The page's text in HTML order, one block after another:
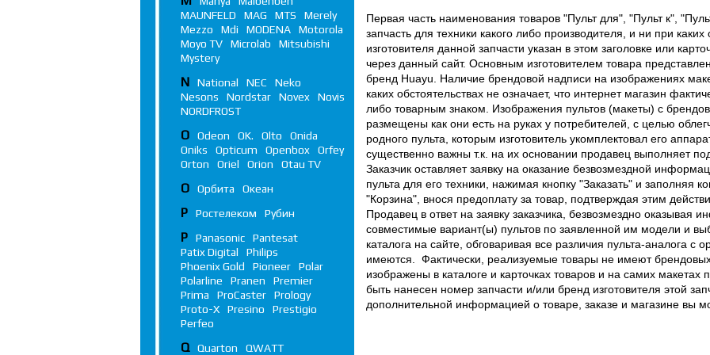
Первая часть наименования товаров "Пульт для", "Пульт к",
запчасть для техники какого либо производителя, и ни при
изготовителя данной запчасти указан в этом заголовке или
через данный сайт. Основным изготовителем товара
бренд Huayu. Наличие брендовой надписи на изображениях
каких обстоятельствах не означает, что интернет магазин
либо товарным знаком. Изображения пультов (макеты) с
размещены как они есть на руках у потребителей, с целью
родного пульта, которым изготовитель укомплектовал его
существенно важны т.к. на их основании продавец выполняет
Заказчик оставляет заявку на оказание безвозмездной
пульта для его техники, нажимая кнопку "Заказать" и заполняя
"Корзина", внося предоплату за товар, подтверждая этим
Продавец в ответ на заявку заказчика, безвозмездно оказывая
совместимые вариант(ы) пультов по заявленной им модели и
каталога на сайте, обговаривая все различия пульта-аналога с
имеются. Фактически, реализуемые товары не имеют
изображены в каталоге и карточках товаров и на самих
быть нанесен номер запчасти и/или бренд изготовителя этой
дополнительной информацией о товаре, заказе и магазине вы
MAUNFELD
MAG MTS
Merely
Mezzo
Mdi MODENA
Motorola
Moyo TV
Microlab
Mitsubishi
Mystery
N National NEC
Neko
Nesons
Nordstar Novex
Novis
NORDFROST
O Odeon OK. Olto
Onida
Oniks
Opticum Openbox
Orfey
Orton
Oriel Orion Otau TV
О Орбита Океан
Р Ростелеком Рубин
P Panasonic
Pantesat
Patix Digital
Philips
Phoenix Gold
Pioneer
Polar
Polarline
Pranen
Premier
Prima
ProCaster
Prology
Proto-X
Presino
Prestigio
Perfeo
Q Quarton QWATT